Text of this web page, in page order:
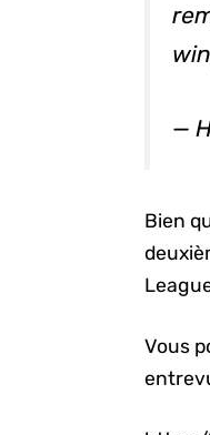
—
Bien
Vous